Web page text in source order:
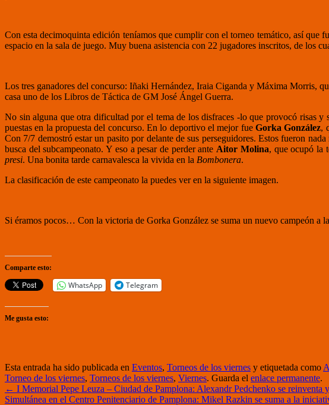
Con esta decimoquinta edición teníamos que cumplir con el torneo temático, así
espacio en la sala de juego. Muy buena asistencia con 22 jugadores inscritos, de los
Los tres ganadores del concurso: Iñaki Hernández, Iraia Ciganda y Máxima Morris,
casa uno de los Libros de Táctica de GM José Ángel Guerra.
No sin alguna que otra dificultad por el tema de los disfraces -lo que provocó risas
puestas en la propuesta del concurso. En lo deportivo el mejor fue Gorka González,
Con 7/7 demostró estar un pasito por delante de sus perseguidores. Estos fueron
busca del subcampeonato. Y eso a pesar de perder ante Aitor Molina, que ocupó la
presi. Una bonita tarde carnavalesca la vivida en la Bombonera.
La clasificación de este campeonato la puedes ver en la siguiente imagen.
Si éramos pocos… Con la victoria de Gorka González se suma un nuevo campeón a
Comparte esto:
WhatsApp Telegram
Me gusta esto:
Esta entrada ha sido publicada en Eventos, Torneos de los viernes y etiquetada como
Torneo de los viernes, Torneos de los viernes, Viernes. Guarda el enlace permanente.
← I Memorial Pepe Leuza – Ciudad de Pamplona: Alexandr Pedchenko se
Simultánea en el Centro Penitenciario de Pamplona: Mikel Razkin se suma a la